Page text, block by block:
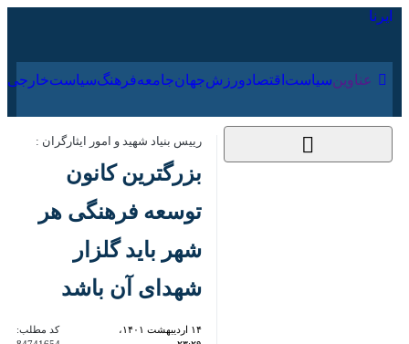
عناوین‌ سیاست اقتصاد ورزش جهان جامعه فرهنگ
رییس بنیاد شهید و امور ایثارگران :
بزرگترین کانون توسعه
فرهنگی هر شهر باید
گلزار شهدای آن باشد
۲۳:۲۹